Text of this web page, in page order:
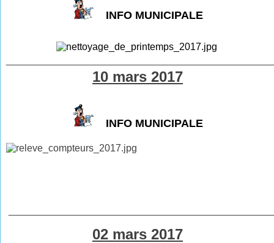
INFO MUNICIPALE
10 mars 2017
INFO MUNICIPALE
02 mars 2017